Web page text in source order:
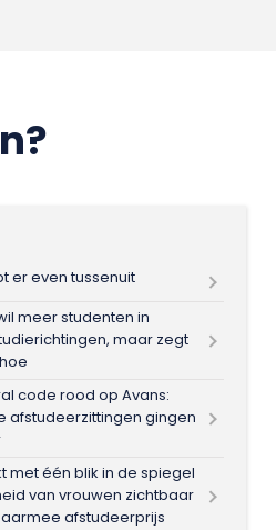
er even tussenuit
meer studenten in
maar zegt
code rood op Avans:
afstudeerzittingen gingen
met één blik in de spiegel
van vrouwen zichtbaar
afstudeerprijs